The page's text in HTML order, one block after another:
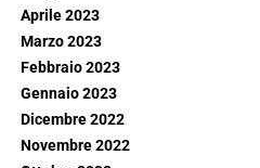
Aprile 2023
Marzo 2023
Febbraio 2023
Gennaio 2023
Dicembre 2022
Novembre 2022